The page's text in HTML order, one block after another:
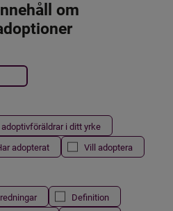
om
automatiskt
i ditt yrke
adopterat Vill adoptera
Definition